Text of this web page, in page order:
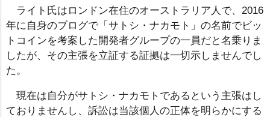
ライト氏はロンドン在住のオーストラリア人で、2016
年に自身のブログで「サトシ・ナカモト」の名前でビッ
トコインを考案した開発者グループの一員だと名乗りま
したが、その主張を立証する証拠は一切示しませんでし
た。
現在は自分がサトシ・ナカモトであるという主張はし
ておりませんし、訴訟は当該個人の正体を明らかにする